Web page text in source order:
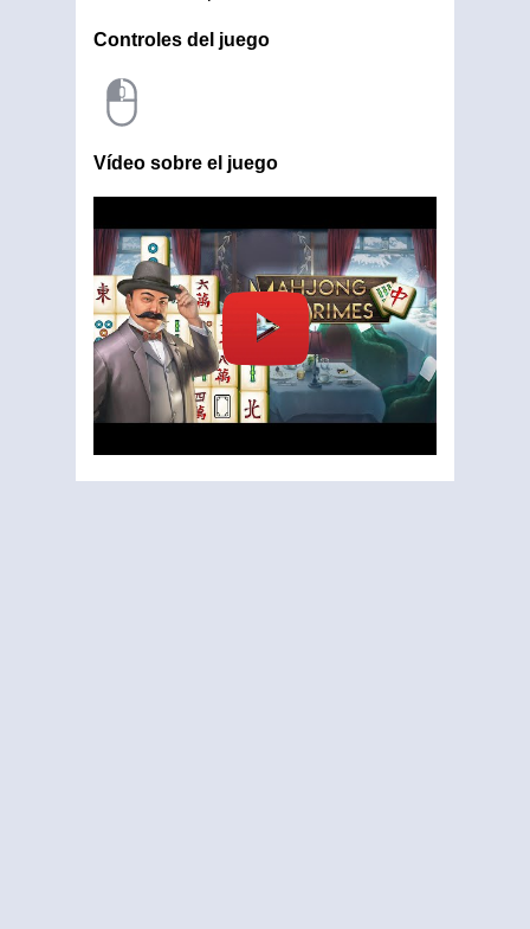
Controles del juego
Vídeo sobre el juego